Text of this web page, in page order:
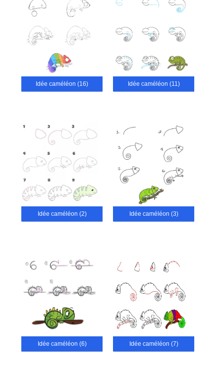
Idée caméléon (16) Idée caméléon (11)
Idée caméléon (2) Idée caméléon (3)
Idée caméléon (6) Idée caméléon (7)